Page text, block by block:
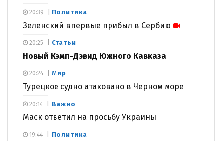
Политика
Зеленский впервые прибыл в Сербию
20:39
Статьи
Новый Кэмп-Дэвид Южного Кавказа
20:25
Мир
Турецкое судно атаковано в Черном море
20:24
Важно
Маск ответил на просьбу Украины
20:14
Политика
19:44